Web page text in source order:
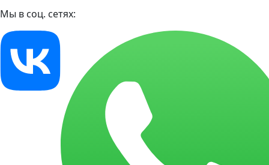
Мы в соц. сетях: